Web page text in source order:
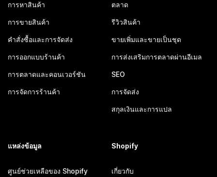
การหาสินค้า
การขายสินค้า
คำสั่งซื้อและการจัดส่ง
การออกแบบร้านค้า
การตลาดและคอนเวอร์ชัน
การจัดการร้านค้า
ตลาด
รีวิวสินค้า
ขายเพิ่มและขายเป็นชุด
การส่งเสริมการตลาดผ่านอีเมล
SEO
การจัดส่ง
สกุลเงินและการแปล
แหล่งข้อมูล
ศูนย์ช่วยเหลือของ Shopify
Shopify
เกี่ยวกับ